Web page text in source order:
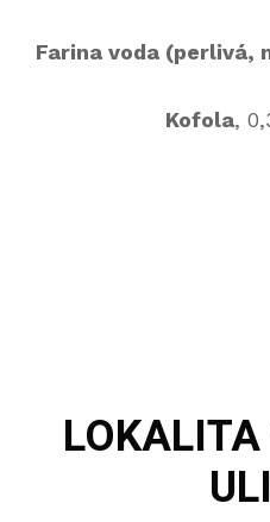
Farina voda (perlivá,
Kofola,
LOKALITA